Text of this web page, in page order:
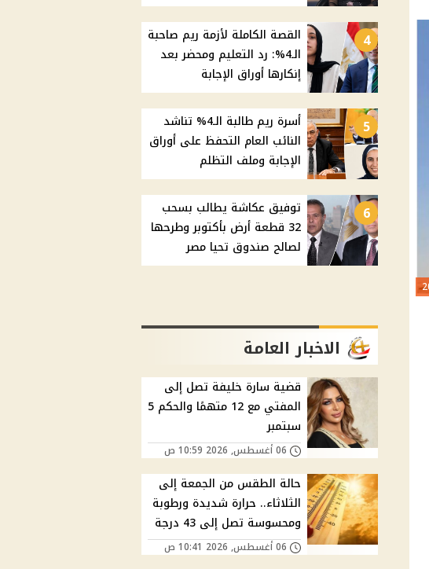
4
القصة الكاملة لأزمة ريم صاحبة
الـ4%: رد التعليم ومحضر بعد
إنكارها أوراق الإجابة
5
أسرة ريم طالبة الـ4% تناشد
النائب العام التحفظ على أوراق
الإجابة وملف التظلم
6
توفيق عكاشة يطالب بسحب
32 قطعة أرض بأكتوبر وطرحها
لصالح صندوق تحيا مصر
الاخبار العامة
قضية سارة خليفة تصل إلى
المفتي مع 12 متهمًا والحكم 5
سبتمبر
06 أغسطس, 2026 10:59 ص
حالة الطقس من الجمعة إلى
الثلاثاء.. حرارة شديدة ورطوبة
ومحسوسة تصل إلى 43 درجة
06 أغسطس, 2026 10:41 ص